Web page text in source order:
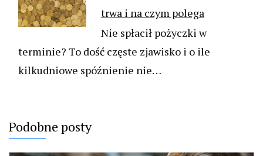
trwa i na czym polega
Nie spłacił pożyczki w
terminie? To dość częste zjawisko i o ile
kilkudniowe spóźnienie nie…
Podobne posty